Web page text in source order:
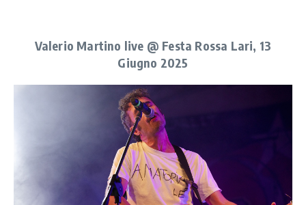
Valerio Martino live @ Festa Rossa Lari, 13
Giugno 2025